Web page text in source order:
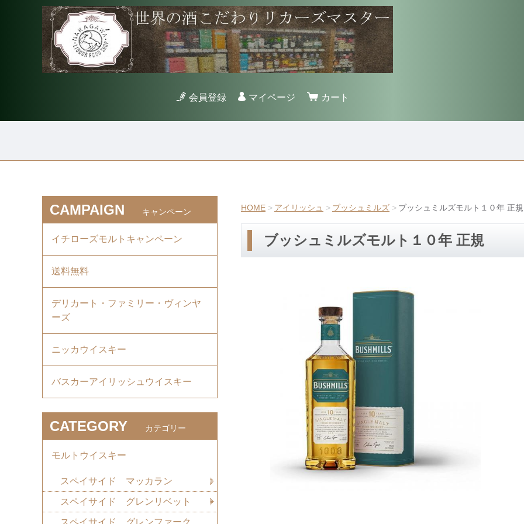
会員登録 マイページ カート
HOME アイリッシュ ブッシュミルズ ブッシュミルズモルト１０年 正規
ブッシュミルズモルト１０年 正規
CAMPAIGN キャンペーン
イチローズモルトキャンペーン
送料無料
デリカート・ファミリー・ヴィンヤ
ーズ
ニッカウイスキー
バスカーアイリッシュウイスキー
CATEGORY カテゴリー
モルトウイスキー
スペイサイド マッカラン
スペイサイド グレンリベット
スペイサイド グレンファーク